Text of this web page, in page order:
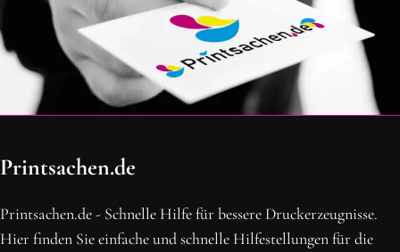
OH SCHON AM ENDE ANGEKOMMEN
BLEIBE MIT UNS IN VERBINDUNG!
Erhalte die neusten Beiträge, sichere dir Top-Angebote und
abonniere unseren Newsletter.
Printsachen.de
Printsachen.de - Schnelle Hilfe für bessere Druckerzeugnisse.
Hier finden Sie einfache und schnelle Hilfestellungen für die